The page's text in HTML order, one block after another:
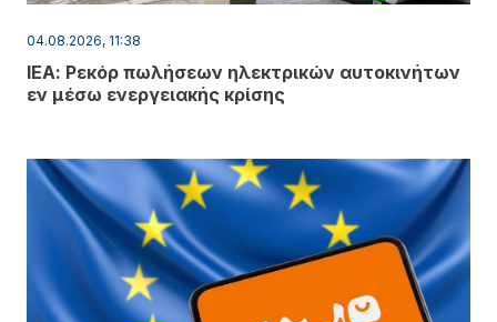
04.08.2026, 11:38
ΙΕΑ: Ρεκόρ πωλήσεων ηλεκτρικών αυτοκινήτων
εν μέσω ενεργειακής κρίσης